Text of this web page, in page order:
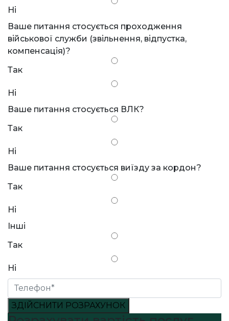
Ні
Ваше питання стосується проходження
військової служби (звільнення, відпустка,
компенсація)?
Так
Ні
Ваше питання стосується ВЛК?
Так
Ні
Ваше питання стосується виїзду за кордон?
Так
Ні
Інші
Так
Ні
ЗДІЙСНИТИ РОЗРАХУНОК